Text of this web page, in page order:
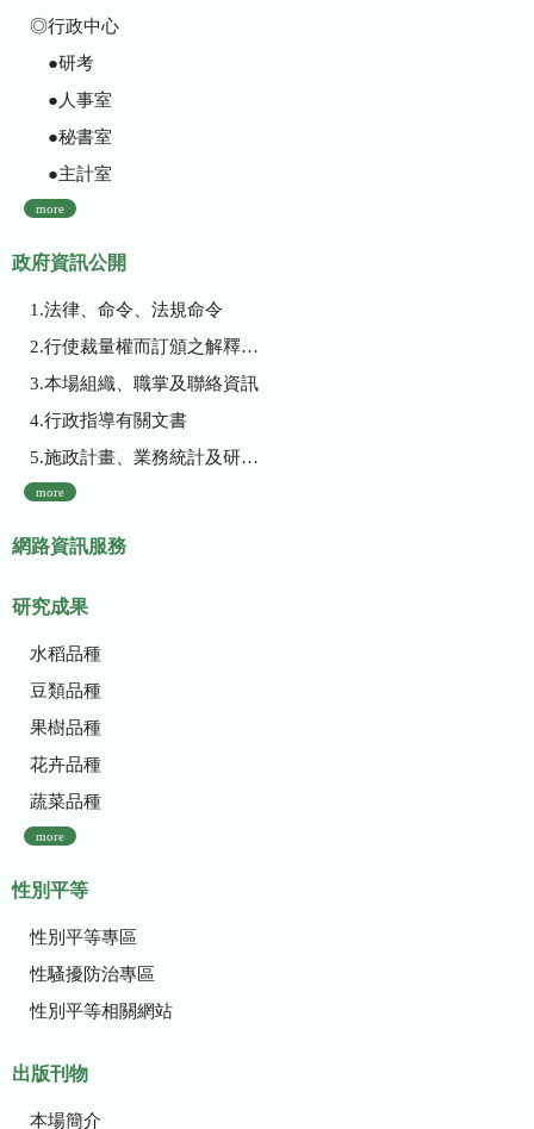
◎行政中心
●研考
●人事室
●秘書室
●主計室
more
政府資訊公開
1.法律、命令、法規命令
2.行使裁量權而訂頒之解釋性規定及裁量基準
3.本場組織、職掌及聯絡資訊
4.行政指導有關文書
5.施政計畫、業務統計及研究報告
more
網路資訊服務
研究成果
水稻品種
豆類品種
果樹品種
花卉品種
蔬菜品種
more
性別平等
性別平等專區
性騷擾防治專區
性別平等相關網站
出版刊物
本場簡介